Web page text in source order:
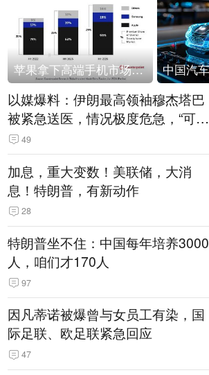
苹果拿下高端手机市场65%的份额：iPhone 17系列功不可没
以媒爆料：伊朗最高领袖穆杰塔巴
被紧急送医，情况极度危急，“可能
随时会死去”
49
加息，重大变数！美联储，大消
息！特朗普，有新动作
28
特朗普坐不住：中国每年培养3000
人，咱们才170人
97
因凡蒂诺被爆曾与女员工有染，国
际足联、欧足联紧急回应
47